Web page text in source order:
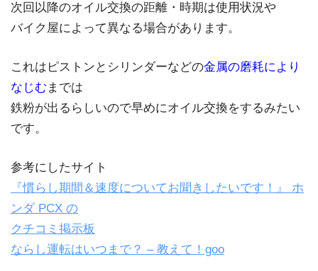
次回以降のオイル交換の距離・時期は使用状況や
バイク屋によって異なる場合があります。
これはピストンとシリンダーなどの金属の磨耗により
なじむ までは
鉄粉が出るらしいので早めにオイル交換をするみたい
です。
参考にしたサイト
『慣らし期間＆速度についてお聞きしたいです！』 ホ
ンダ PCX の
クチコミ掲示板
ならし運転はいつまで？ – 教えて！goo